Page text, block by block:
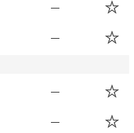
—
—
—
—